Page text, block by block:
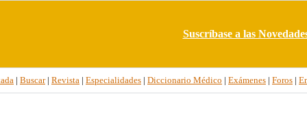
Suscríbase a las
| Buscar| Revista | Especialidades | Diccionario Médico | Exámenes | Foros |